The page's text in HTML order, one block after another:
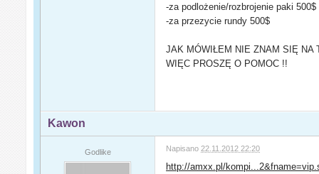
-za podlożenie/rozbrojenie paki 500$
-za przezycie rundy 500$
JAK MÓWIŁEM NIE ZNAM SIĘ NA
WIĘC PROSZĘ O POMOC !!
Kawon
Godlike Napisano 22.11.2012 22:20
http://amxx.pl/